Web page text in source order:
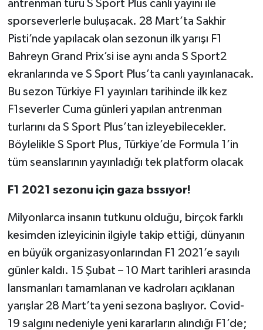
antrenman turu S Sport Plus canlı yayını ile
sporseverlerle buluşacak. 28 Mart’ta Sakhir
Pisti’nde yapılacak olan sezonun ilk yarışı F1
Bahreyn Grand Prix’si ise aynı anda S Sport2
ekranlarında ve S Sport Plus’ta canlı yayınlanacak.
Bu sezon Türkiye F1 yayınları tarihinde ilk kez
F1severler Cuma günleri yapılan antrenman
turlarını da S Sport Plus’tan izleyebilecekler.
Böylelikle S Sport Plus, Türkiye’de Formula 1’in
tüm seanslarının yayınladığı tek platform olacak
F1 2021 sezonu için gaza bssıyor!
Milyonlarca insanın tutkunu olduğu, birçok farklı
kesimden izleyicinin ilgiyle takip ettiği, dünyanın
en büyük organizasyonlarından F1 2021’e sayılı
günler kaldı. 15 Şubat – 10 Mart tarihleri arasında
lansmanları tamamlanan ve kadroları açıklanan
yarışlar 28 Mart’ta yeni sezona başlıyor. Covid-
19 salgını nedeniyle yeni kararların alındığı F1’de;